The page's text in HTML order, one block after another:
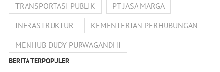
TRANSPORTASI PUBLIK
PT JASA MARGA
INFRASTRUKTUR
KEMENTERIAN PERHUBUNGAN
MENHUB DUDY PURWAGANDHI
BERITA TERPOPULER